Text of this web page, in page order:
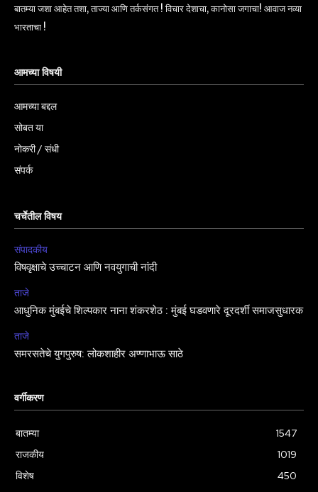
बातम्या जशा आहेत तशा, ताज्या आणि तर्कसंगत ! विचार देशाचा, कानोसा जगाचा! आवाज नव्या
भारताचा !
आमच्या विषयी
आमच्या बद्दल
सोबत या
नोकरी / संधी
संपर्क
चर्चेतील विषय
संपादकीय
विषवृक्षाचे उच्चाटन आणि नवयुगाची नांदी
ताजे
आधुनिक मुंबईचे शिल्पकार नाना शंकरशेठ : मुंबई घडवणारे दूरदर्शी समाजसुधारक
ताजे
समरसतेचे युगपुरुष: लोकशाहीर अण्णाभाऊ साठे
वर्गीकरण
बातम्या
1547
राजकीय
1019
विशेष
450